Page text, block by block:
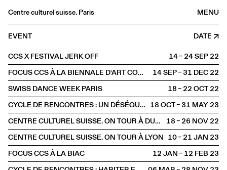
MENU
Centre culturel suisse. Paris
Agenda
Buvette
Archives
Medias
Publications
About
FR/EN
FESTIVAL
EVENT
DATE
CCS X FESTIVAL JERK OFF
14 – 24 SEP2022
FOCUS CCS À LA BIENNALE D'ART CONTEMPORAIN DE LYON
14 SEP – 31 DEC2022
SWISS DANCE WEEK PARIS
18 – 22 OCT2022
CYCLE DE RENCONTRES : UN DÉSÉQUILIBRE PRÉCIS 18 OCT – 31 MAY2023
CENTRE CULTUREL SUISSE. ON TOUR À DUNKERQUE
18 – 26 NOV2022
CENTRE CULTUREL SUISSE. ON TOUR À LYON 10 – 21 JAN2023
FOCUS CCS À LA BIAC
12 JAN – 12 FEB2023